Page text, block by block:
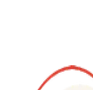
Esperienze